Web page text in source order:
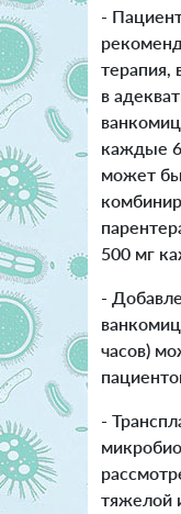
-
в
каждые
может
500 мг
-
часов)
-
тяжелой